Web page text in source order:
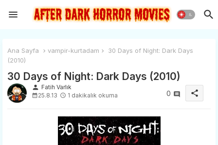
Ana Sayfa vampir-kurtadam
30 Days of Night: Dark Days
(2010)
30 Days of Night: Dark Days (2010)
person Fatih Varlık
25.8.13
1 dakikalık okuma 0 share